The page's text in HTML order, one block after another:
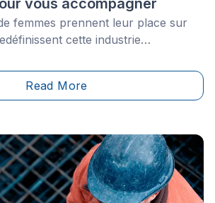
vous accompagner
femmes prennent leur place sur
cette industrie
en renforçant les équipes et
à répondre à une demande
de la main-d’œuvre. Cela
de 50 % depuis 2020. Ces
de bien plus qu’un simple progrès
opportunité pour les
Read More